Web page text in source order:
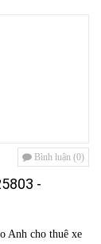
Bình luận (0)
-
cho thuê xe